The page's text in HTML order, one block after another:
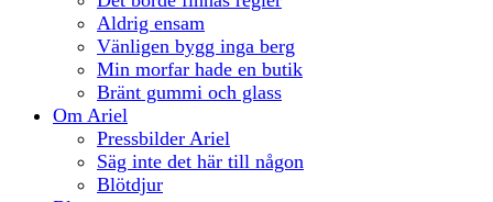
Aldrig ensam
Vänligen bygg inga berg
Min morfar hade en butik
Bränt gummi och glass
Om Ariel
Pressbilder Ariel
Säg inte det här till någon
Blötdjur